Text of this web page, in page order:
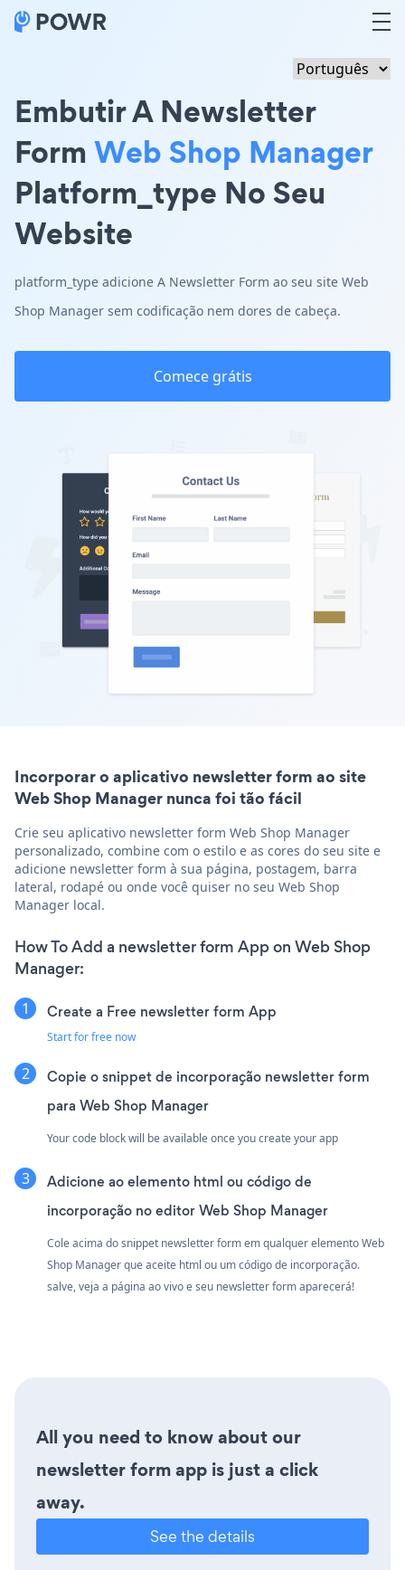
Embutir A Newsletter
Form Web Shop Manager
Platform_type No Seu
Website
platform_type adicione A Newsletter Form ao seu site Web
Shop Manager sem codificação nem dores de cabeça.
Comece grátis
Incorporar o aplicativo newsletter form ao site
Web Shop Manager nunca foi tão fácil
Crie seu aplicativo newsletter form Web Shop Manager
personalizado, combine com o estilo e as cores do seu site e
adicione newsletter form à sua página, postagem, barra
lateral, rodapé ou onde você quiser no seu Web Shop
Manager local.
How To Add a newsletter form App on Web Shop
Manager:
Create a Free newsletter form App
Start for free now
Copie o snippet de incorporação newsletter form
para Web Shop Manager
Your code block will be available once you create your app
Adicione ao elemento html ou código de
incorporação no editor Web Shop Manager
Cole acima do snippet newsletter form em qualquer elemento Web
Shop Manager que aceite html ou um código de incorporação.
salve, veja a página ao vivo e seu newsletter form aparecerá!
All you need to know about our
newsletter form app is just a click
away.
See the details